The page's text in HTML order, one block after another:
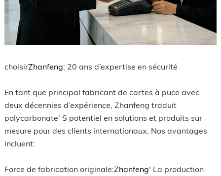
choisirZhanfeng: 20 ans d’expertise en sécurité
En tant que principal fabricant de cartes à puce avec
deux décennies d’expérience, Zhanfeng traduit
polycarbonate' S potentiel en solutions et produits sur
mesure pour des clients internationaux. Nos avantages
incluent:
Force de fabrication originale:Zhanfeng' La production